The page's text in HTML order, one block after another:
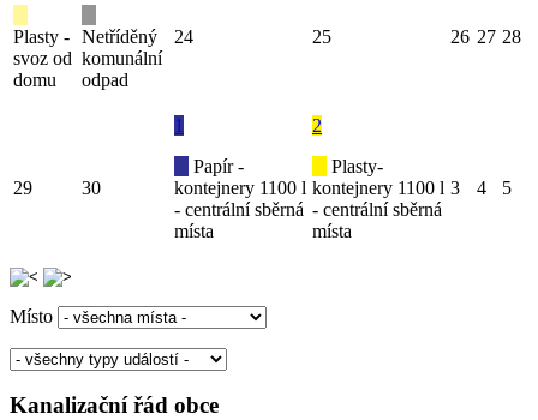
Plasty -
svoz od
domu
Netříděný
komunální
odpad
24 25 26 27 28
29 30
1
Papír -
kontejnery 1100 l
- centrální sběrná
místa
2
Plasty-
kontejnery 1100 l
- centrální sběrná
místa
3 4 5
Místo
Kanalizační řád obce